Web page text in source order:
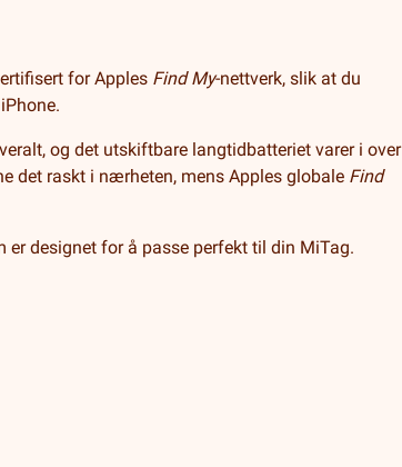
for Apples Find My-nettverk, slik at du
og det utskiftbare langtidbatteriet varer i over
det raskt i nærheten, mens Apples globale Find
er designet for å passe perfekt til din MiTag.